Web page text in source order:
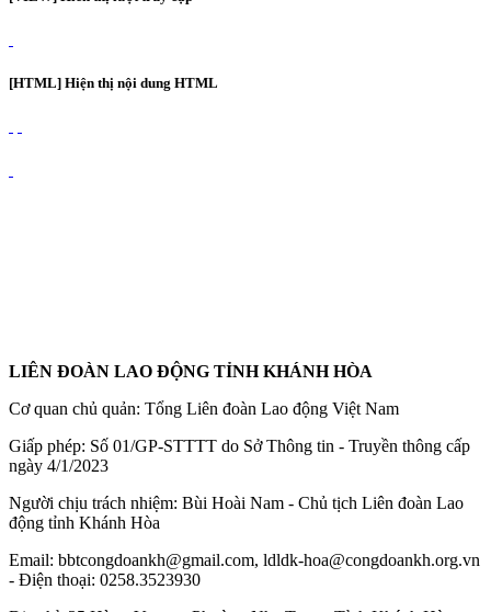
[HTML] Hiện thị nội dung HTML
LIÊN ĐOÀN LAO ĐỘNG TỈNH KHÁNH HÒA
Cơ quan chủ quản: Tổng Liên đoàn Lao động Việt Nam
Giấp phép: Số 01/GP-STTTT do Sở Thông tin - Truyền thông cấp
ngày 4/1/2023
Người chịu trách nhiệm: Bùi Hoài Nam - Chủ tịch Liên đoàn Lao
động tỉnh Khánh Hòa
Email: bbtcongdoankh@gmail.com, ldldk-hoa@congdoankh.org.vn
- Điện thoại: 0258.3523930